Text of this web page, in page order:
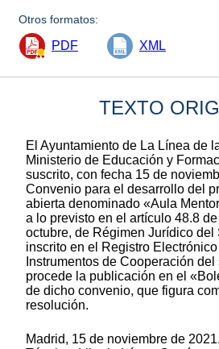
Otros formatos:
PDF XML
TEXTO
El Ayuntamiento de La Línea de
Ministerio de Educación y
suscrito, con fecha 15 de
Convenio para el desarrollo del
abierta denominado «Aula
a lo previsto en el artículo 48.8
octubre, de Régimen Jurídico del
inscrito en el Registro
Instrumentos de Cooperación
procede la publicación en el
de dicho convenio, que figura
resolución.
Madrid, 15 de noviembre de